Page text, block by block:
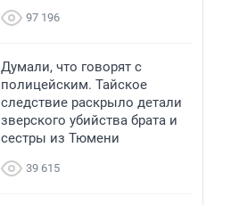
97 196
Думали, что говорят с
полицейским. Тайское
следствие раскрыло детали
зверского убийства брата и
сестры из Тюмени
39 615